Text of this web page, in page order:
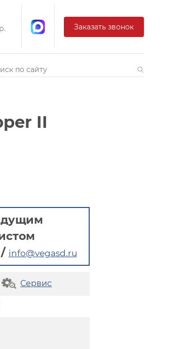
Заказать звонок
II
/ info@vegasd.ru
Сервис